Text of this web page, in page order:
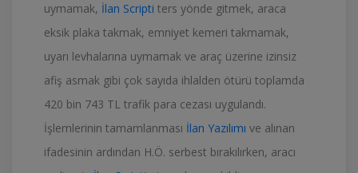
uymamak, İlan Scripti ters yönde gitmek, araca
eksik plaka takmak, emniyet kemeri takmamak,
uyarı levhalarına uymamak ve araç üzerine izinsiz
afiş asmak gibi çok sayıda ihlalden ötürü toplamda
420 bin 743 TL trafik para cezası uygulandı.
İşlemlerinin tamamlanması İlan Yazılımı ve alınan
ifadesinin ardından H.Ö. serbest bırakılırken, aracı